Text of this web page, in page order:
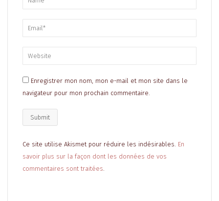
Enregistrer mon nom, mon e-mail et mon site dans le
navigateur pour mon prochain commentaire.
Ce site utilise Akismet pour réduire les indésirables. En
savoir plus sur la façon dont les données de vos
commentaires sont traitées